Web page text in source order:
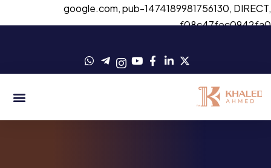
google.com, pub-1474189981756130,